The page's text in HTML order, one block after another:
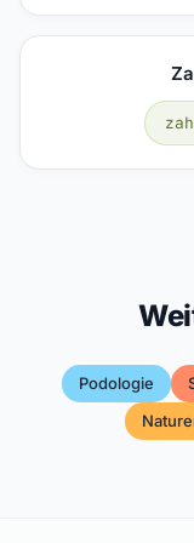
Podologie